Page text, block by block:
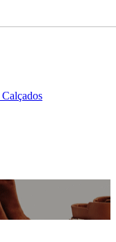
Calçados